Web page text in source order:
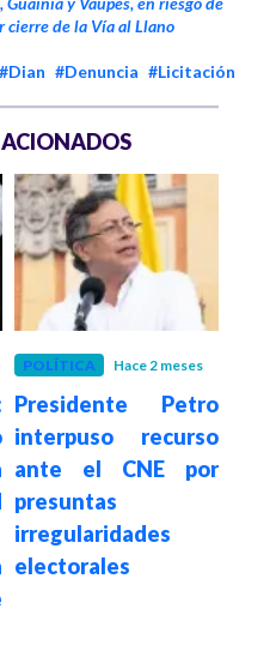
cierre de la Vía al Llano
#Dian #Denuncia #Licitación
POLÍTICA Hace 2 meses
Presidente Petro
interpuso recurso
ante el CNE por
presuntas
irregularidades
electorales